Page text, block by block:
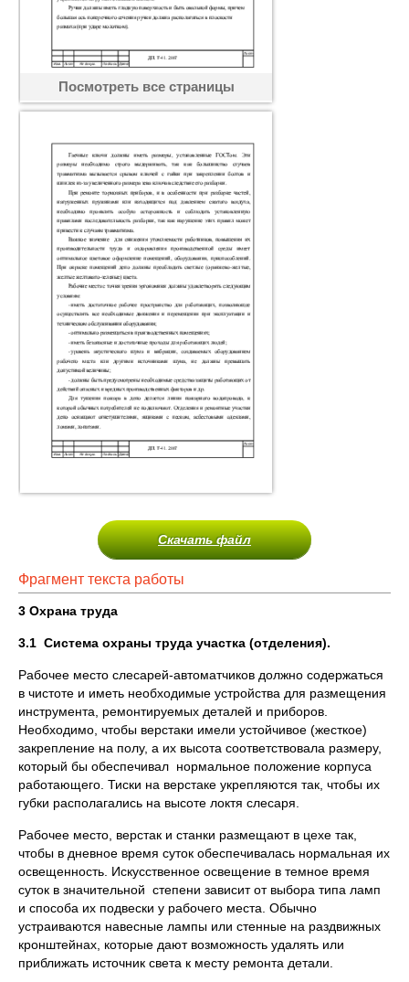
Посмотреть все страницы
Скачать файл
Фрагмент текста работы
3 Охрана труда
3.1 Система охраны труда участка (отделения).
Рабочее место слесарей-автоматчиков должно содержаться
в чистоте и иметь необходимые устройства для размещения
инструмента, ремонтируемых деталей и приборов.
Необходимо, чтобы верстаки имели устойчивое (жесткое)
закрепление на полу, а их высота соответствовала размеру,
который бы обеспечивал нормальное положение корпуса
работающего. Тиски на верстаке укрепляются так, чтобы их
губки располагались на высоте локтя слесаря.
Рабочее место, верстак и станки размещают в цехе так,
чтобы в дневное время суток обеспечивалась нормальная их
освещенность. Искусственное освещение в темное время
суток в значительной степени зависит от выбора типа ламп
и способа их подвески у рабочего места. Обычно
устраиваются навесные лампы или стенные на раздвижных
кронштейнах, которые дают возможность удалять или
приближать источник света к месту ремонта детали.